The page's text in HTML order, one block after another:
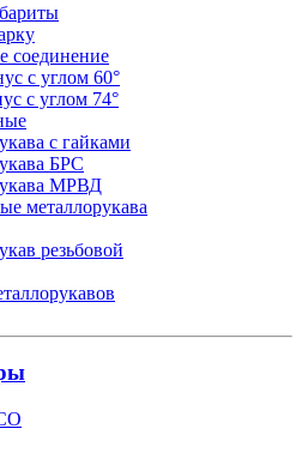
соединение
с углом 60°
с углом 74°
с гайками
БРС
МРВД
металлорукава
резьбовой